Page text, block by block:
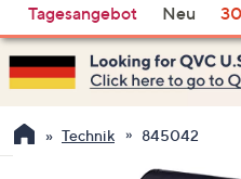
Vorschläge
verfügbar
sind,
verwenden
Sie
Tagesangebot Neu
Technik 845042